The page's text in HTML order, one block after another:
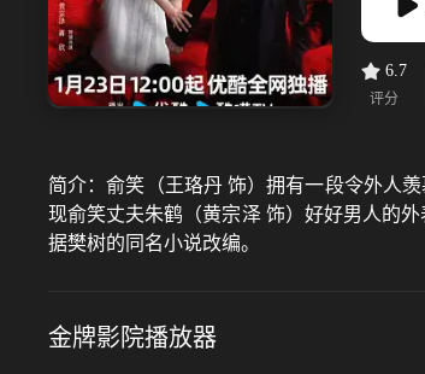
6.7
评分
简介：俞笑（王珞丹 饰）拥有一段令外人
现俞笑丈夫朱鹤（黄宗泽 饰）好好男人的
据樊树的同名小说改编。
金牌影院播放器